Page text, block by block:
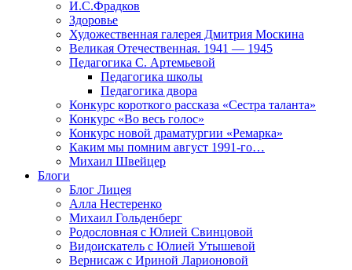
И.С.Фрадков
Здоровье
Художественная галерея Дмитрия Москина
Великая Отечественная. 1941 — 1945
Педагогика С. Артемьевой
Педагогика школы
Педагогика двора
Конкурс короткого рассказа «Сестра таланта»
Конкурс «Во весь голос»
Конкурс новой драматургии «Ремарка»
Каким мы помним август 1991-го…
Михаил Швейцер
Блоги
Блог Лицея
Алла Нестеренко
Михаил Гольденберг
Родословная с Юлией Свинцовой
Видоискатель с Юлией Утышевой
Вернисаж с Ириной Ларионовой